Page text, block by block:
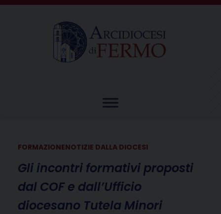
Skip
FORMAZIONENOTIZIE DALLA DIOCESI
Gli incontri formativi proposti
dal COF e dall’Ufficio
diocesano Tutela Minori